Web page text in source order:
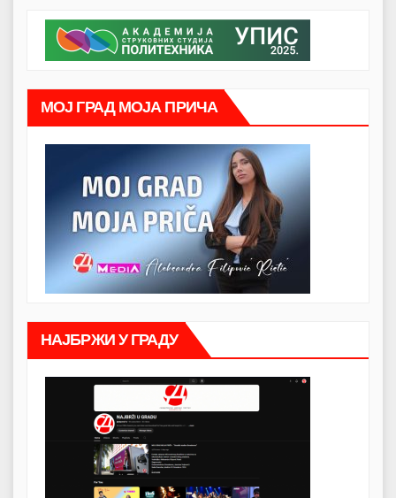
МОЈ ГРАД МОЈА ПРИЧА
НАЈБРЖИ У ГРАДУ